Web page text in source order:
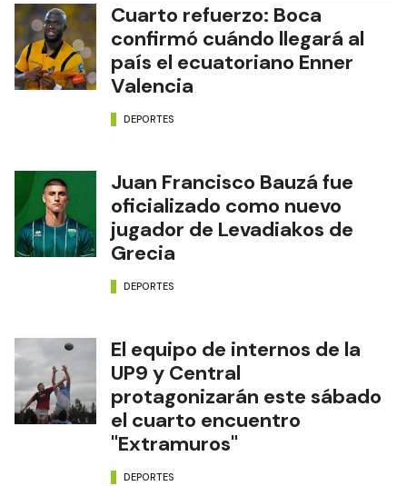
Cuarto refuerzo: Boca
confirmó cuándo llegará al
país el ecuatoriano Enner
Valencia
DEPORTES
Juan Francisco Bauzá fue
oficializado como nuevo
jugador de Levadiakos de
Grecia
DEPORTES
El equipo de internos de la
UP9 y Central
protagonizarán este sábado
el cuarto encuentro
"Extramuros"
DEPORTES